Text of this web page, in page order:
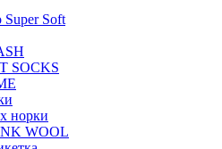
Super Soft
SOCKS
норки
WOOL